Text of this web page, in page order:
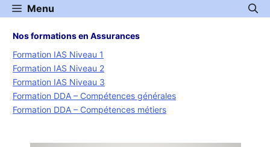
Aller
au
contenu
Menu
Nos formations en Assurances
Formation IAS Niveau 1
Formation IAS Niveau 2
Formation IAS Niveau 3
Formation DDA – Compétences générales
Formation DDA – Compétences métiers